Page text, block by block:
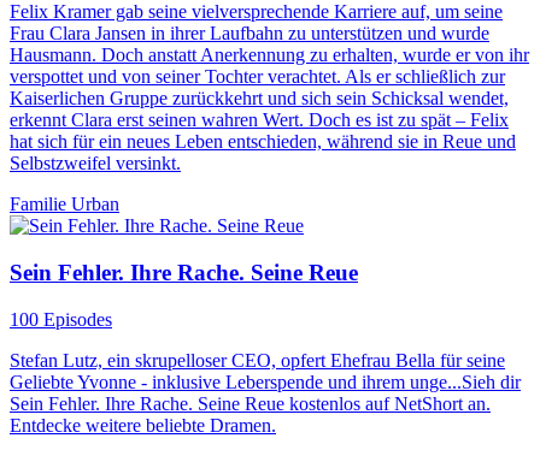
Felix Kramer gab seine vielversprechende Karriere auf, um seine
Frau Clara Jansen in ihrer Laufbahn zu unterstützen und wurde
Hausmann. Doch anstatt Anerkennung zu erhalten, wurde er von ihr
verspottet und von seiner Tochter verachtet. Als er schließlich zur
Kaiserlichen Gruppe zurückkehrt und sich sein Schicksal wendet,
erkennt Clara erst seinen wahren Wert. Doch es ist zu spät – Felix
hat sich für ein neues Leben entschieden, während sie in Reue und
Selbstzweifel versinkt.
Familie Urban
Sein Fehler. Ihre Rache. Seine Reue
100 Episodes
Stefan Lutz, ein skrupelloser CEO, opfert Ehefrau Bella für seine
Geliebte Yvonne - inklusive Leberspende und ihrem unge...Sieh dir
Sein Fehler. Ihre Rache. Seine Reue kostenlos auf NetShort an.
Entdecke weitere beliebte Dramen.